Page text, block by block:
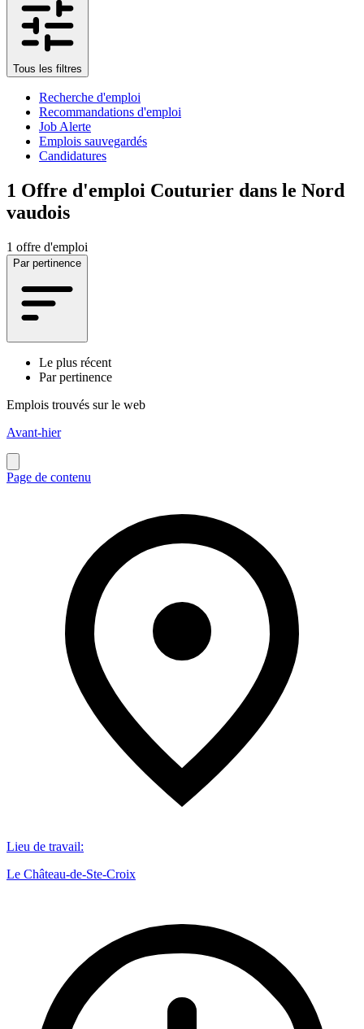
Tous les filtres
Recherche d'emploi
Recommandations d'emploi
Job Alerte
Emplois sauvegardés
Candidatures
1 Offre d'emploi Couturier dans le Nord
vaudois
1 offre d'emploi
Par pertinence
Le plus récent
Par pertinence
Emplois trouvés sur le web
Avant-hier
Page de contenu
Lieu de travail:
Le Château-de-Ste-Croix